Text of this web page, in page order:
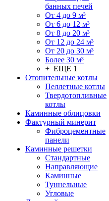
банных печей
От 4 до 9 м³
От 6 до 12 м³
От 8 до 20 м³
От 12 до 24 м³
От 20 до 30 м³
Более 30 м³
+ ЕЩЕ 1
Отопительные котлы
Пеллетные котлы
Твердотопливные
котлы
Каминные облицовки
Фактурный минерит
Фиброцементные
панели
Каминные решетки
Стандартные
Направляющие
Каминные
Туннельные
Угловые